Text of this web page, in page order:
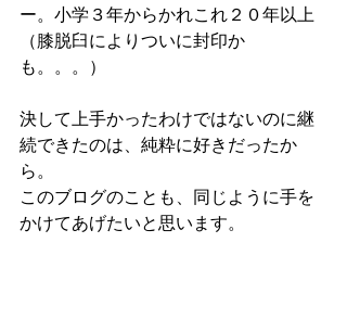
ー。小学３年からかれこれ２０年以上
（膝脱臼によりついに封印か
も。。。）
決して上手かったわけではないのに継
続できたのは、純粋に好きだったか
ら。
このブログのことも、同じように手を
かけてあげたいと思います。